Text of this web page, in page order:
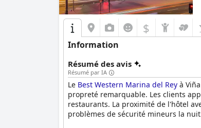
$
Information
Résumé des avis
Résumé par IA
Le Best Western Marina del Rey à
propreté remarquable. Les clients
restaurants. La proximité de l'hôtel
problèmes de sécurité mineurs la